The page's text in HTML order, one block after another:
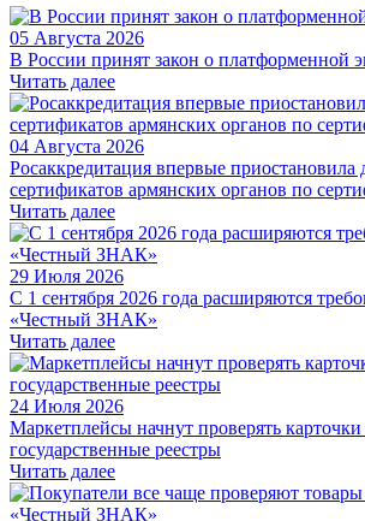
05 Августа 2026
В России принят закон о платформенной
Читать далее
04 Августа 2026
Росаккредитация впервые приостановила
сертификатов армянских органов по
Читать далее
29 Июля 2026
С 1 сентября 2026 года расширяются
«Честный ЗНАК»
Читать далее
24 Июля 2026
Маркетплейсы начнут проверять карточки
государственные реестры
Читать далее